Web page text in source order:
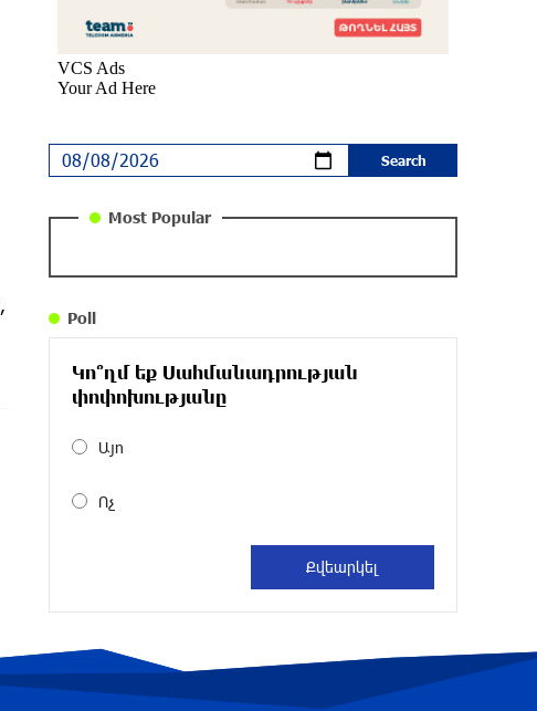
Empowering the Next Generation of
Armenian Talents: “Music for Future”
DIALOG Organization - Partner of the
“Born in Artsakh” Program
“Past”: A Publicly Funded Concert for the
Privileged Few?
"Artsakh" Orchestra Concert
about a year ago
the Hayastan All-Armenian Fund
2 years ago
Most Popular
Poll
Կո՞ղմ եք Սահմանադրության
փոփոխությանը
Այո
Ոչ